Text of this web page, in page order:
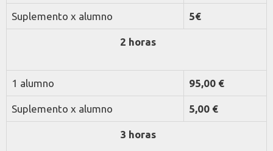
Suplemento x alumno 5€
2 horas
1 alumno 95,00 €
Suplemento x alumno 5,00 €
3 horas